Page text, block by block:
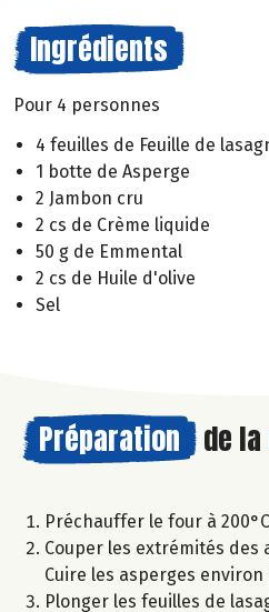
Ingrédients
Pour 4 personnes
4 feuilles de Feuille de
1 botte de Asperge
2 Jambon cru
2 cs de Crème liquide
50 g de Emmental
2 cs de Huile d'olive
Sel
Préparation de la
Préchauffer le four à
Couper les extrémités des
Cuire les asperges environ
Plonger les feuilles de